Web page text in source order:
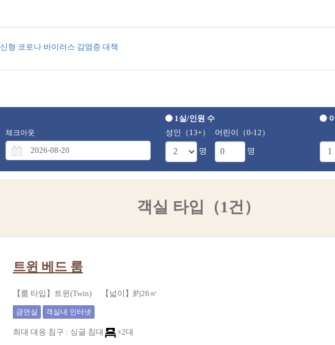
신형 코로나 바이러스 감염증 대책
체크아웃
1실/인원 수
성인（13+）
명
어린이（0-12）
명
객실 타입（1건）
트윈 베드 룸
【룸 타입】트윈(Twin) 【넓이】約26㎡
금연실 객실내 인터넷
최대 대응 침구 : 싱글 침대 ×2대